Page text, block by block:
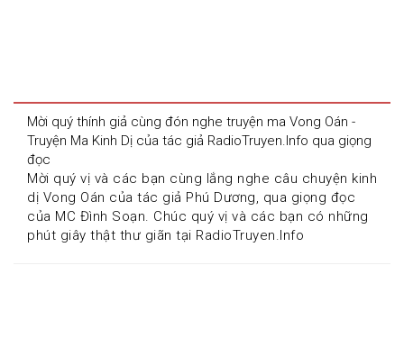
Mời quý thính giả cùng đón nghe truyện ma Vong Oán -
Truyện Ma Kinh Dị của tác giả RadioTruyen.Info qua giọng
đọc
Mời quý vị và các bạn cùng lắng nghe câu chuyện kinh
dị Vong Oán của tác giả Phú Dương, qua giọng đọc
của MC Đình Soạn. Chúc quý vị và các bạn có những
phút giây thật thư giãn tại RadioTruyen.Info